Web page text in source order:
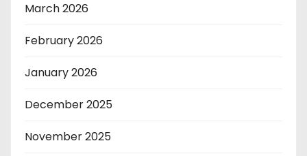
March 2026
February 2026
January 2026
December 2025
November 2025